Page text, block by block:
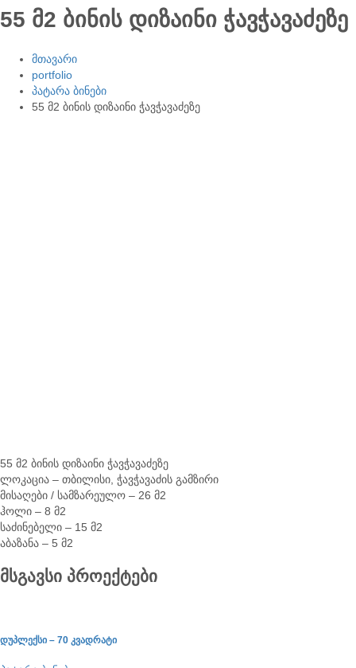
55 მ2 ბინის დიზაინი ჭავჭავაძეზე
მთავარი
portfolio
პატარა ბინები
55 მ2 ბინის დიზაინი ჭავჭავაძეზე
55 მ2 ბინის დიზაინი ჭავჭავაძეზე
ლოკაცია – თბილისი, ჭავჭავაძის გამზირი
მისაღები / სამზარეულო – 26 მ2
ჰოლი – 8 მ2
საძინებელი – 15 მ2
აბაზანა – 5 მ2
მსგავსი პროექტები
დუპლექსი – 70 კვადრატი